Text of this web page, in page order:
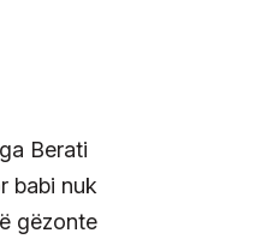
Berati
babi nuk
gëzonte